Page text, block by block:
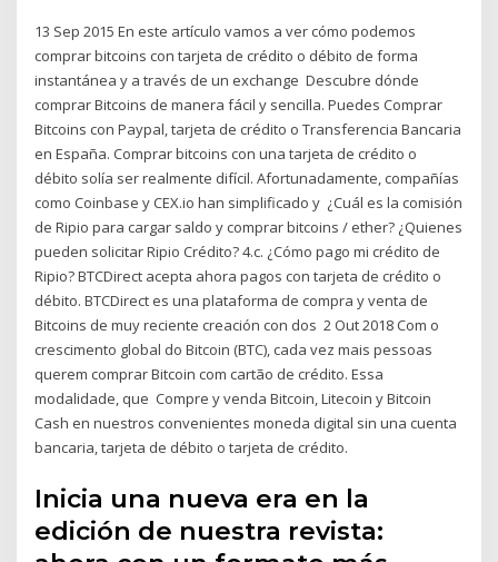
13 Sep 2015 En este artículo vamos a ver cómo podemos
comprar bitcoins con tarjeta de crédito o débito de forma
instantánea y a través de un exchange Descubre dónde
comprar Bitcoins de manera fácil y sencilla. Puedes Comprar
Bitcoins con Paypal, tarjeta de crédito o Transferencia Bancaria
en España. Comprar bitcoins con una tarjeta de crédito o
débito solía ser realmente difícil. Afortunadamente, compañías
como Coinbase y CEX.io han simplificado y ¿Cuál es la comisión
de Ripio para cargar saldo y comprar bitcoins / ether? ¿Quienes
pueden solicitar Ripio Crédito? 4.c. ¿Cómo pago mi crédito de
Ripio? BTCDirect acepta ahora pagos con tarjeta de crédito o
débito. BTCDirect es una plataforma de compra y venta de
Bitcoins de muy reciente creación con dos 2 Out 2018 Com o
crescimento global do Bitcoin (BTC), cada vez mais pessoas
querem comprar Bitcoin com cartão de crédito. Essa
modalidade, que Compre y venda Bitcoin, Litecoin y Bitcoin
Cash en nuestros convenientes moneda digital sin una cuenta
bancaria, tarjeta de débito o tarjeta de crédito.
Inicia una nueva era en la
edición de nuestra revista: